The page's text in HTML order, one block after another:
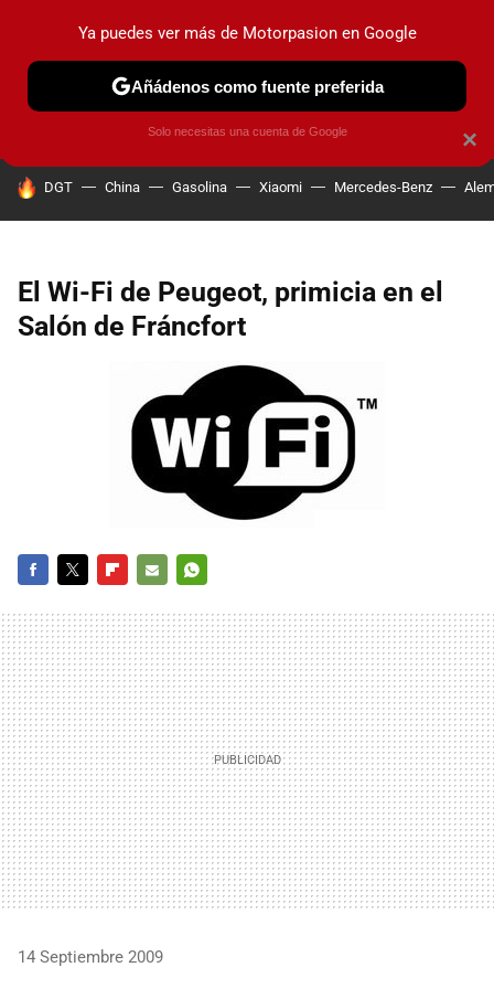
PRUEBAS COCHES ELÉCTRICOS OBSERVATORIO
HOY SE HABLA DE
DGT China Gasolina Xiaomi Mercedes-Benz
El Wi-Fi de Peugeot, primicia en el
Salón de Fráncfort
MAIL
14 Septiembre 2009
×
Ya puedes ver más de Motorpasion en Google
Añádenos como fuente preferida
Solo necesitas una cuenta de Google